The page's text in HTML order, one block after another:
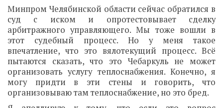
Минпром Челябинской области сейчас обратился в
суд с иском и опротестовывает сделку
арбитражного управляющего. Мы тоже вошли в
этот судебный процесс. Но у меня такое
впечатление, что это вялотекущий процесс. Всё
пытаются сказать, что это Чебаркуль не может
организовать услугу теплоснабжения. Конечно, я
могу придти в эти стены и говорить, что
организовываю там теплоснабжение, но это бред.